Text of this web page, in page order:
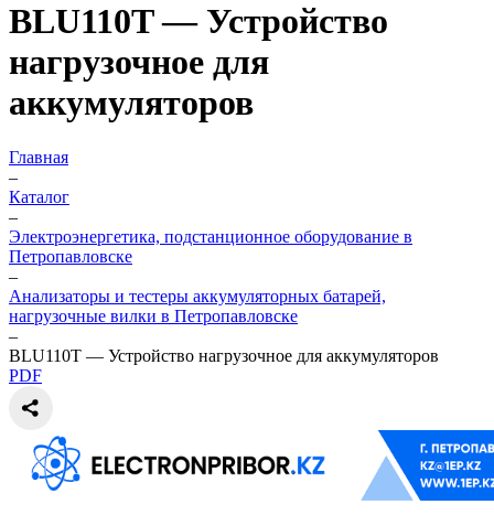
BLU110T — Устройство
нагрузочное для
аккумуляторов
Главная
–
Каталог
–
Электроэнергетика, подстанционное оборудование в
Петропавловске
–
Анализаторы и тестеры аккумуляторных батарей,
нагрузочные вилки в Петропавловске
–
BLU110T — Устройство нагрузочное для аккумуляторов
PDF